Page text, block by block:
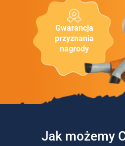
Gwarancja
przyznania
nagrody
Jak możemy